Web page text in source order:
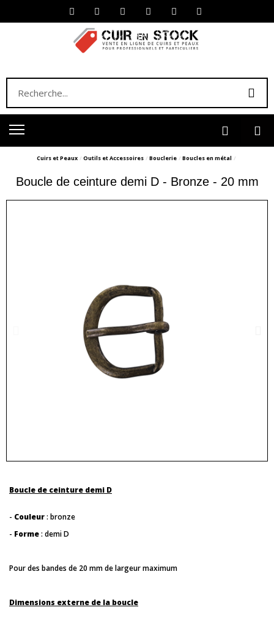
Cuirs et Peaux Outils et Accessoires Bouclerie Boucles en métal
Boucle de ceinture demi D - Bronze - 20 mm
Boucle de ceinture demi D
- Couleur: bronze
- Forme: demi D
Pour des bandes de 20 mm de largeur maximum
Dimensions externe de la boucle